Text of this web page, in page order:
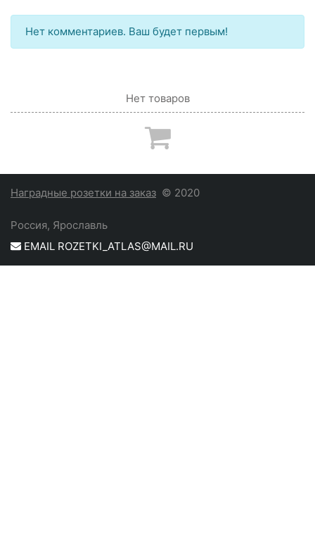
Нет комментариев. Ваш будет первым!
Нет товаров
Наградные розетки на заказ © 2020
Россия, Ярославль
EMAIL ROZETKI_ATLAS@MAIL.RU